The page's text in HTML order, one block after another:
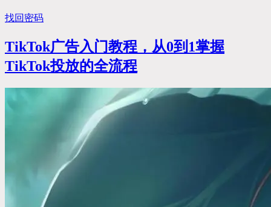
找回密码
TikTok广告入门教程，从0到1掌握
TikTok投放的全流程